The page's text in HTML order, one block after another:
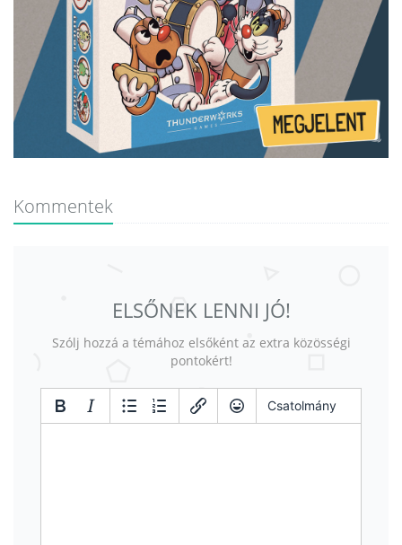
Kommentek
ELSŐNEK LENNI JÓ!
Szólj hozzá a témához elsőként az extra közösségi
pontokért!
Csatolmány